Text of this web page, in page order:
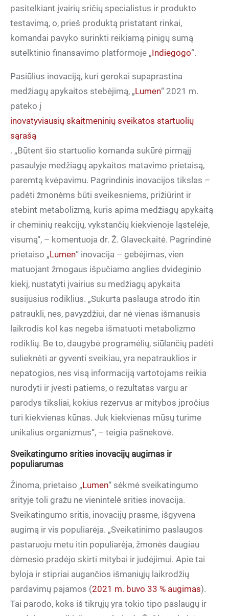
pasitelkiant įvairių sričių specialistus ir produkto
testavimą, o, prieš produktą pristatant rinkai,
komandai pavyko surinkti reikiamą pinigų sumą
sutelktinio finansavimo platformoje „Indiegogo“.
Pasiūlius inovaciją, kuri gerokai supaprastina
medžiagų apykaitos stebėjimą, „Lumen“ 2021 m.
pateko į
inovatyviausių skaitmeninių sveikatos startuolių
sąrašą
. „Būtent šio startuolio komanda sukūrė pirmąjį
pasaulyje medžiagų apykaitos matavimo prietaisą,
paremtą kvėpavimu. Pagrindinis inovacijos tikslas –
padėti žmonėms būti sveikesniems, prižiūrint ir
stebint metabolizmą, kuris apima medžiagų apykaitą
ir cheminių reakcijų, vykstančių kiekvienoje ląstelėje,
visumą“, – komentuoja dr. Ž. Glaveckaitė. Pagrindinė
prietaiso „Lumen“ inovacija – gebėjimas, vien
matuojant žmogaus išpučiamo anglies dvideginio
kiekį, nustatyti įvairius su medžiagų apykaita
susijusius rodiklius. „Sukurta paslauga atrodo itin
patraukli, nes, pavyzdžiui, dar nė vienas išmanusis
laikrodis kol kas negeba išmatuoti metabolizmo
rodiklių. Be to, daugybė programėlių, siūlančių padėti
sulieknėti ar gyventi sveikiau, yra nepatrauklios ir
nepatogios, nes visą informaciją vartotojams reikia
nurodyti ir įvesti patiems, o rezultatas vargu ar
parodys tiksliai, kokius rezervus ar mitybos įpročius
turi kiekvienas kūnas. Juk kiekvienas mūsų turime
unikalius organizmus“, – teigia pašnekovė.
Sveikatingumo srities inovacijų augimas ir
populiarumas
Žinoma, prietaiso „Lumen“ sėkmė sveikatingumo
srityje toli gražu ne vienintelė srities inovacija.
Sveikatingumo sritis, inovacijų prasme, išgyvena
augimą ir vis populiarėja. „Sveikatinimo paslaugos
pastaruoju metu itin populiarėja, žmonės daugiau
dėmesio pradėjo skirti mitybai ir judėjimui. Apie tai
byloja ir stipriai augančios išmaniųjų laikrodžių
pardavimų pajamos (2021 m. buvo 33 % augimas).
Tai parodo, koks iš tikrųjų yra tokio tipo paslaugų ir